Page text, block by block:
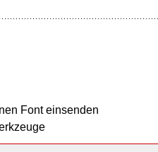
Font einsenden